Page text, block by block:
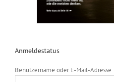
Anmeldestatus
Benutzername oder E-Mail-Adresse